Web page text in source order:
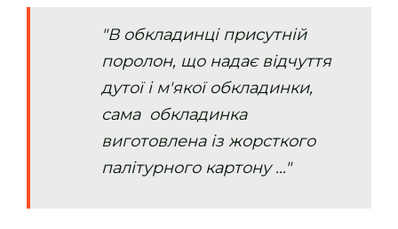
"В обкладинці присутній
поролон, що надає відчуття
дутої і м'якої обкладинки,
сама обкладинка
виготовлена із жорсткого
палітурного картону ..."